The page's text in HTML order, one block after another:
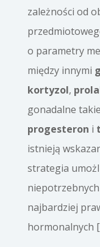
zależności od
o parametry
między innymi
kortyzol,
gonadalne
progesteron i
istnieją
strategia
najbardziej
hormonalnych